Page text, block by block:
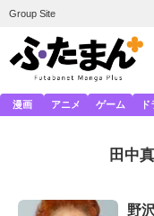
Group Site
漫画 アニメ ゲーム
田中
野